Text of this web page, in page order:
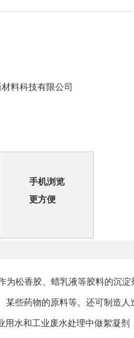
料科技有限公司
手机浏览
更方便
松香胶、蜡乳液等胶料的沉
些药物的原料等。还可制造人
水和工业废水处理中做絮凝剂